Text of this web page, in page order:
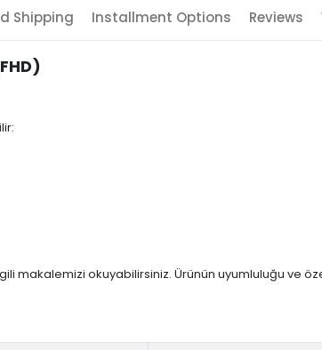
Shipping Installment Options Reviews
makalemizi okuyabilirsiniz. Ürünün uyumluluğu